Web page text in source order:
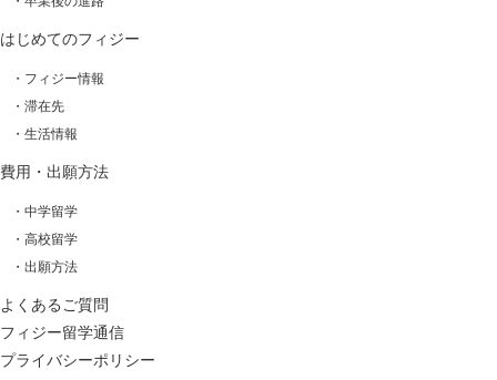
はじめてのフィジー
・フィジー情報
・滞在先
・生活情報
費用・出願方法
・中学留学
・高校留学
・出願方法
よくあるご質問
フィジー留学通信
プライバシーポリシー